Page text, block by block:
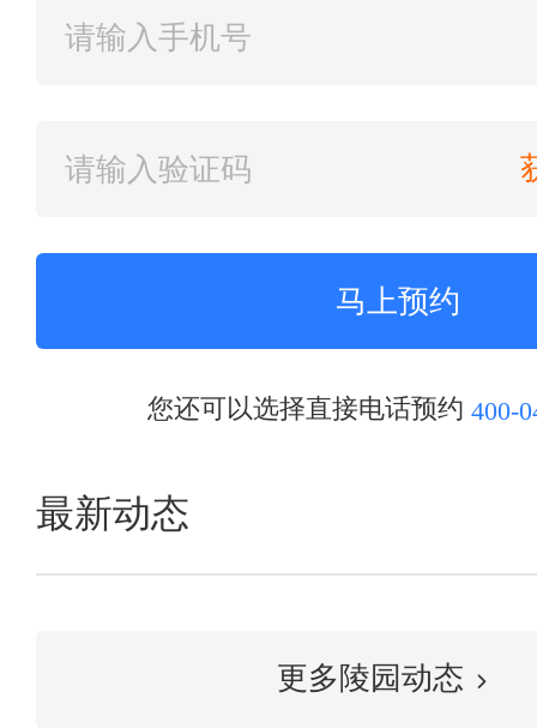
您还可以选择直接电话预约 400-
最新动态
更多陵园动态